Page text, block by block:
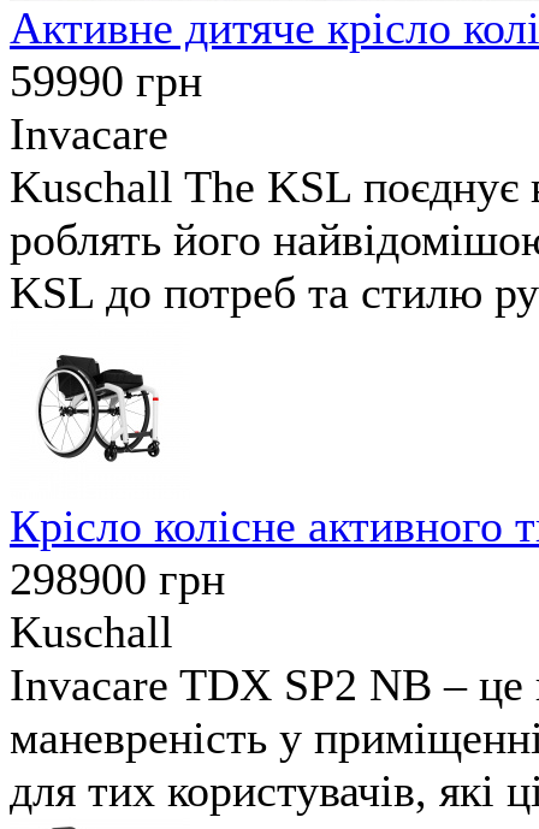
Активне дитяче крісло
59990 грн
Invacare
Kuschall The KSL поєднує
роблять його
KSL до потреб та стилю
Крісло колісне
298900 грн
Kuschall
Invacare TDX SP2 NB – це
маневреність у
для тих користувачів, які